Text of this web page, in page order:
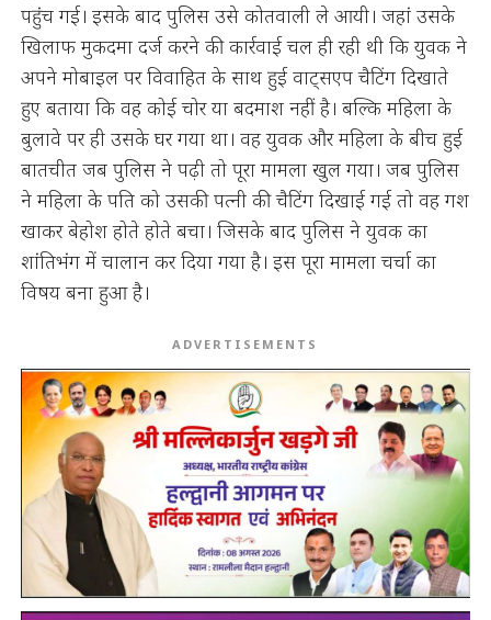
पहुंच गई। इसके बाद पुलिस उसे कोतवाली ले आयी। जहां उसके
खिलाफ मुकदमा दर्ज करने की कार्रवाई चल ही रही थी कि युवक ने
अपने मोबाइल पर विवाहित के साथ हुई वाट्सएप चैटिंग दिखाते
हुए बताया कि वह कोई चोर या बदमाश नहीं है। बल्कि महिला के
बुलावे पर ही उसके घर गया था। वह युवक और महिला के बीच हुई
बातचीत जब पुलिस ने पढ़ी तो पूरा मामला खुल गया। जब पुलिस
ने महिला के पति को उसकी पत्नी की चैटिंग दिखाई गई तो वह गश
खाकर बेहोश होते होते बचा। जिसके बाद पुलिस ने युवक का
शांतिभंग में चालान कर दिया गया है। इस पूरा मामला चर्चा का
विषय बना हुआ है।
ADVERTISEMENTS